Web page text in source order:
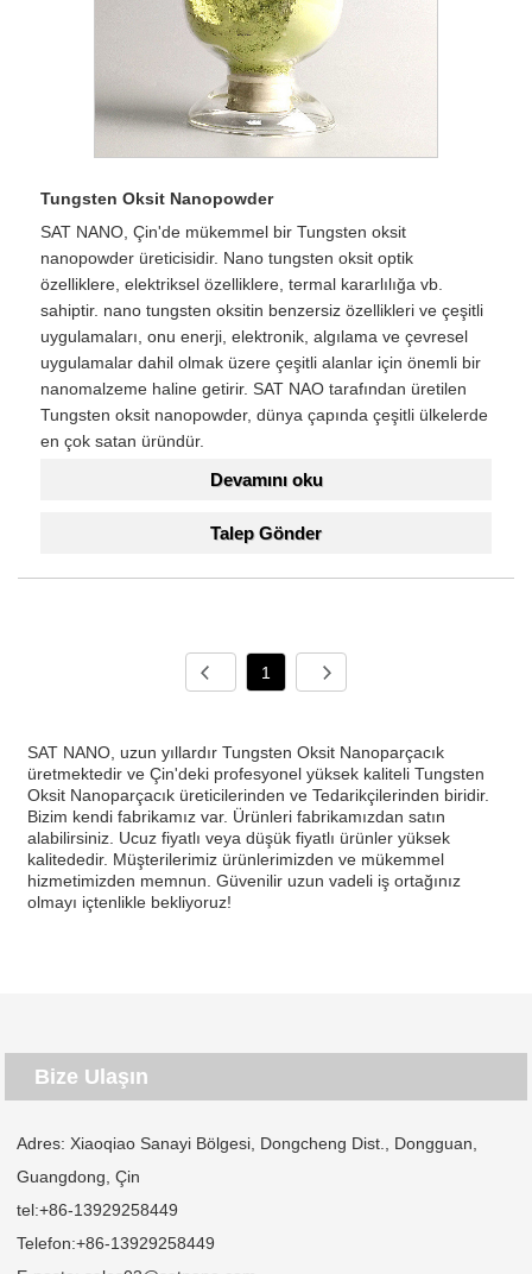
Tungsten Oksit Nanopowder
SAT NANO, Çin'de mükemmel bir Tungsten oksit
nanopowder üreticisidir. Nano tungsten oksit optik
özelliklere, elektriksel özelliklere, termal kararlılığa vb.
sahiptir. nano tungsten oksitin benzersiz özellikleri ve çeşitli
uygulamaları, onu enerji, elektronik, algılama ve çevresel
uygulamalar dahil olmak üzere çeşitli alanlar için önemli bir
nanomalzeme haline getirir. SAT NAO tarafından üretilen
Tungsten oksit nanopowder, dünya çapında çeşitli ülkelerde
en çok satan üründür.
Devamını oku
Talep Gönder
1
SAT NANO, uzun yıllardır Tungsten Oksit Nanoparçacık
üretmektedir ve Çin'deki profesyonel yüksek kaliteli Tungsten
Oksit Nanoparçacık üreticilerinden ve Tedarikçilerinden biridir.
Bizim kendi fabrikamız var. Ürünleri fabrikamızdan satın
alabilirsiniz. Ucuz fiyatlı veya düşük fiyatlı ürünler yüksek
kalitededir. Müşterilerimiz ürünlerimizden ve mükemmel
hizmetimizden memnun. Güvenilir uzun vadeli iş ortağınız
olmayı içtenlikle bekliyoruz!
Bize Ulaşın
Adres: Xiaoqiao Sanayi Bölgesi, Dongcheng Dist., Dongguan,
Guangdong, Çin
tel:+86-13929258449
Telefon:+86-13929258449